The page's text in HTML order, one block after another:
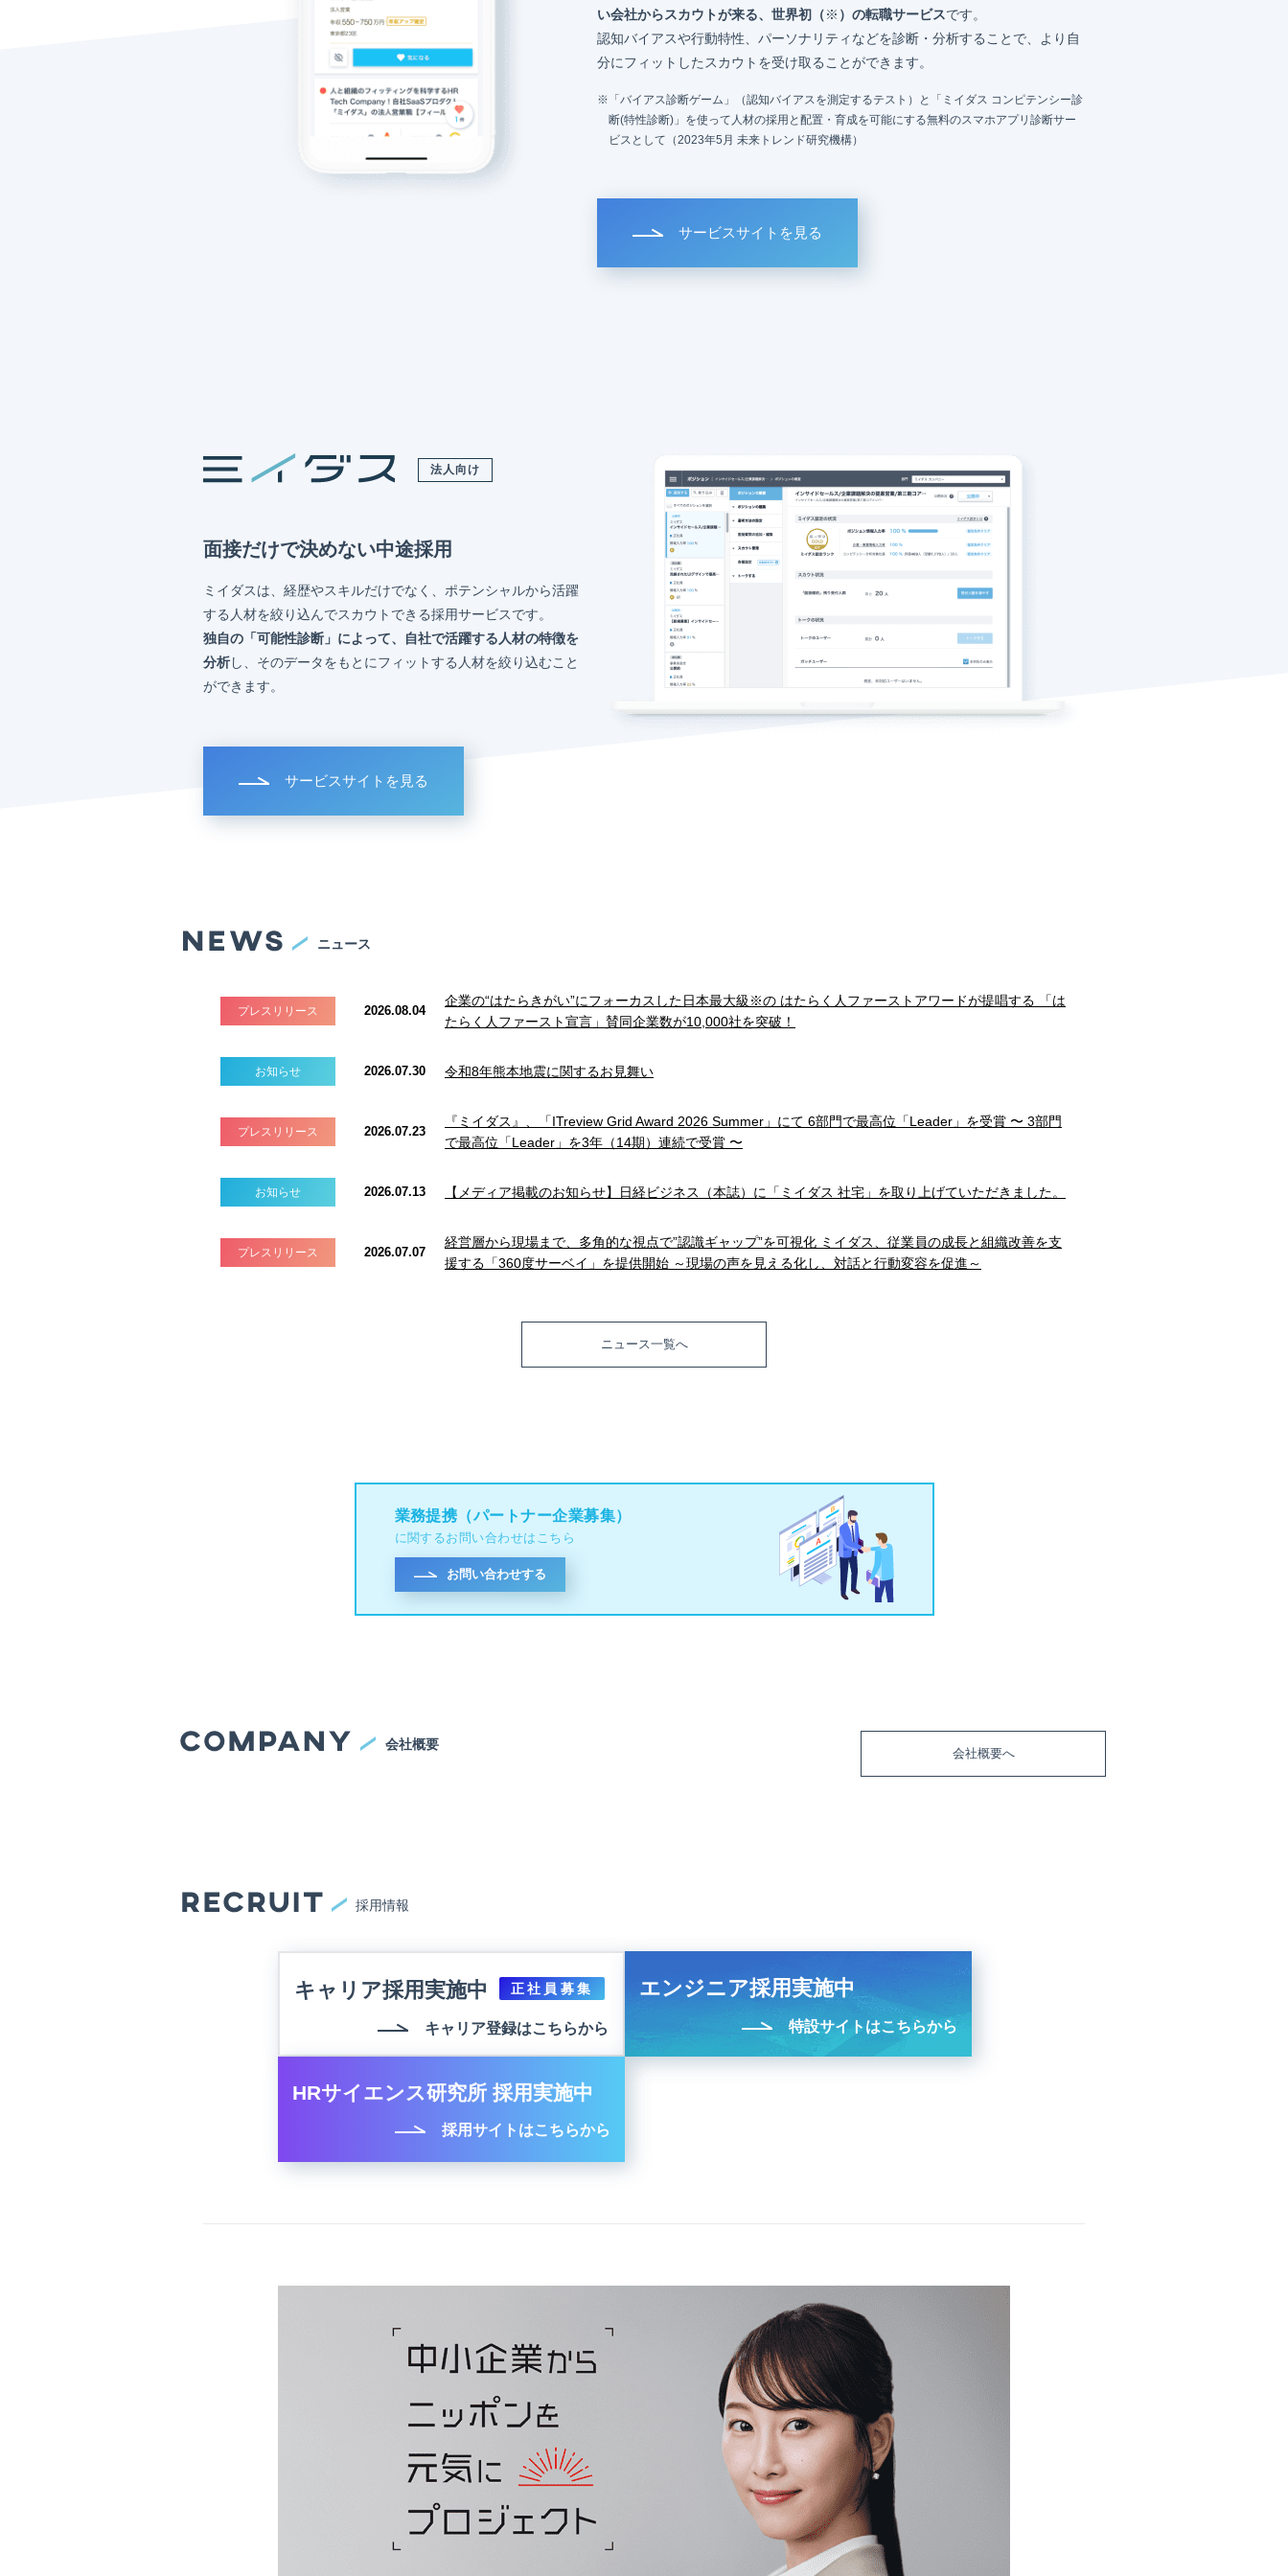
い会社からスカウトが来る、世界初（※ ）の転職サービスです。
認知バイアスや行動特性、パーソナリティなどを診断・分析することで、より自
分にフィットしたスカウトを受け取ることができます。
「バイアス診断ゲーム」（認知バイアスを測定するテスト）と「ミイダス コンピテンシー診
断(特性診断)」を使って人材の採用と配置・育成を可能にする無料のスマホアプリ診断サー
ビスとして（2023年5月 未来トレンド研究機構）
サービスサイトを見る
法人向け
面接だけで決めない中途採用
ミイダスは、経歴やスキルだけでなく、ポテンシャルから活躍
する人材を絞り込んでスカウトできる採用サービスです。
独自の「可能性診断」によって、自社で活躍する人材の特徴を
分析し、そのデータをもとにフィットする人材を絞り込むこと
ができます。
サービスサイトを見る
ニュース
プレスリリース 2026.08.04
企業の“はたらきがい”にフォーカスした日本最大級※の はたらく人ファーストアワードが提唱する 「は
たらく人ファースト宣言」賛同企業数が10,000社を突破！
お知らせ 2026.07.30 令和8年熊本地震に関するお見舞い
プレスリリース 2026.07.23
『ミイダス』、「ITreview Grid Award 2026 Summer」にて 6部門で最高位「Leader」を受賞 〜 3部門
で最高位「Leader」を3年（14期）連続で受賞 〜
お知らせ 2026.07.13 【メディア掲載のお知らせ】日経ビジネス（本誌）に「ミイダス 社宅」を取り上げていただきました。
プレスリリース 2026.07.07
経営層から現場まで、多角的な視点で”認識ギャップ”を可視化 ミイダス、従業員の成長と組織改善を支
援する「360度サーベイ」を提供開始 ～現場の声を見える化し、対話と行動変容を促進～
ニュース一覧へ
業務提携（パートナー企業募集）
に関するお問い合わせはこちら
お問い合わせする
会社概要
会社概要へ
採用情報
キャリア採用実施中 正社員募集
キャリア登録はこちらから
エンジニア採用実施中
特設サイトはこちらから
HRサイエンス研究所 採用実施中
採用サイトはこちらから